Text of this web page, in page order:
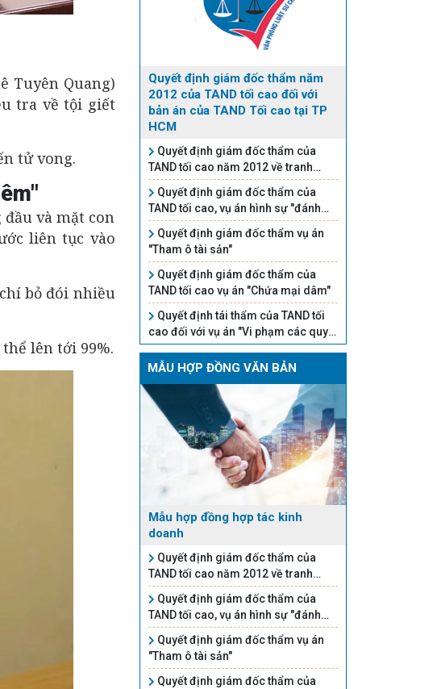
Tuyên Quang)
tra về tội giết
tử vong.
và mặt con
liên tục vào
bỏ đói nhiều
lên tới 99%.
Quyết định giám đốc thẩm năm
2012 của TAND tối cao đối với
bản án của TAND Tối cao tại TP
HCM
Quyết định giám đốc thẩm của
TAND tối cao năm 2012 về tranh
chấp quyền sử dụng đất
Quyết định giám đốc thẩm của
TAND tối cao, vụ án hình sự "đánh
bạc"
Quyết định giám đốc thẩm vụ án
"Tham ô tài sản"
Quyết định giám đốc thẩm của
TAND tối cao vụ án "Chứa mại dâm"
Quyết định tái thẩm của TAND tối
cao đối với vụ án "Vi phạm các quy
định về điều khiển phương tiện giao
thông đường bộ"
MẪU HỢP ĐỒNG VĂN BẢN
Mẫu hợp đồng hợp tác kinh
doanh
Quyết định giám đốc thẩm của
TAND tối cao năm 2012 về tranh
chấp quyền sử dụng đất
Quyết định giám đốc thẩm của
TAND tối cao, vụ án hình sự "đánh
bạc"
Quyết định giám đốc thẩm vụ án
"Tham ô tài sản"
Quyết định giám đốc thẩm của